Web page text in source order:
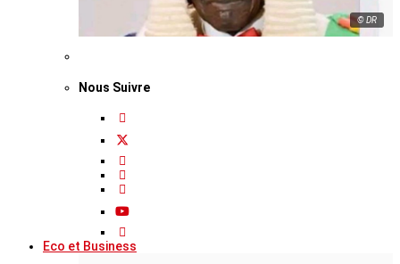
© DR
Nous Suivre
Eco et Business